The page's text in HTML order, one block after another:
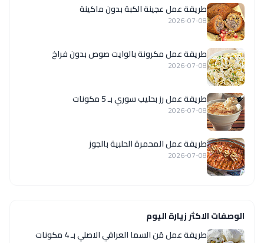
طريقة عمل عجينة الكبة بدون ماكينة
2026-07-08
طريقة عمل مكرونة بالوايت صوص بدون فراخ
2026-07-08
طريقة عمل رز بحليب سوري بـ 5 مكونات
2026-07-08
طريقة عمل المحمرة الحلبية بالجوز
2026-07-08
الوصفات الاكثر زيارة اليوم
طريقة عمل مَن السما العراقي الاصلي بـ 4 مكونات